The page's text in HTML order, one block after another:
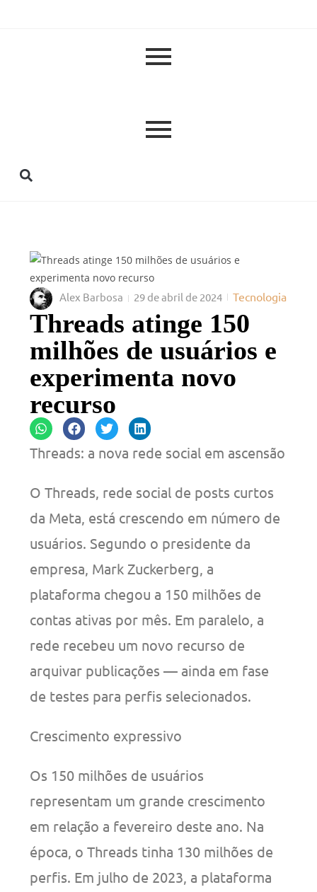
Alex Barbosa 29 de abril de 2024 Tecnologia
Threads atinge 150
milhões de usuários e
experimenta novo
recurso
Threads: a nova rede social em ascensão
O Threads, rede social de posts curtos
da Meta, está crescendo em número de
usuários. Segundo o presidente da
empresa, Mark Zuckerberg, a
plataforma chegou a 150 milhões de
contas ativas por mês. Em paralelo, a
rede recebeu um novo recurso de
arquivar publicações — ainda em fase
de testes para perfis selecionados.
Crescimento expressivo
Os 150 milhões de usuários
representam um grande crescimento
em relação a fevereiro deste ano. Na
época, o Threads tinha 130 milhões de
perfis. Em julho de 2023, a plataforma